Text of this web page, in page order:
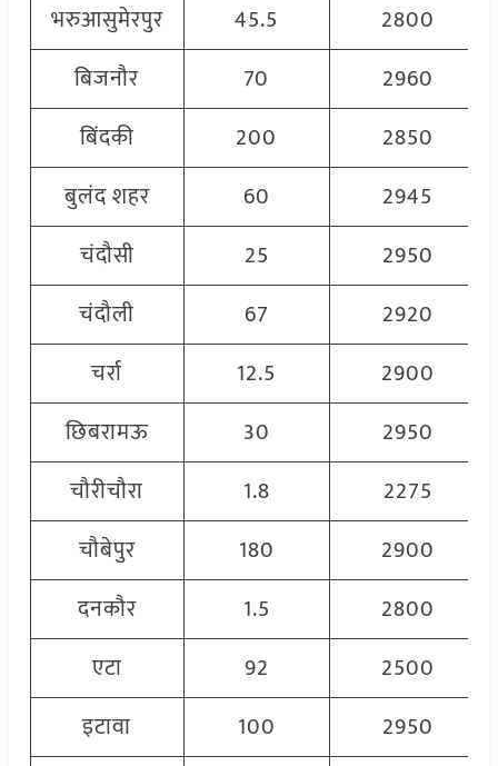
भरुआसुमेरपुर
45.5
2800
बिजनौर
70
2960
बिंदकी
200
2850
बुलंद शहर
60
2945
चंदौसी
25
2950
चंदौली
67
2920
चर्रा
12.5
2900
छिबरामऊ
30
2950
चौरीचौरा
1.8
2275
चौबेपुर
180
2900
दनकौर
1.5
2800
एटा
92
2500
इटावा
100
2950